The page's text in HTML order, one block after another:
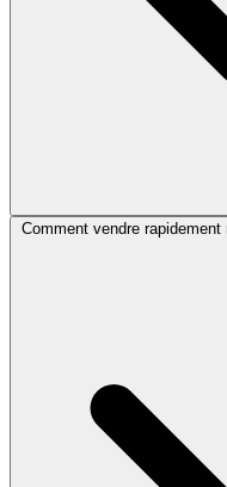
Comment vendre